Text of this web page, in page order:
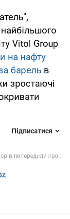
Vitol Group
на нафту
барель в
зростаючі
Підписатися
попередили про...